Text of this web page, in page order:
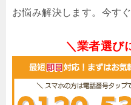
お悩み解決します。今す
＼業者選び